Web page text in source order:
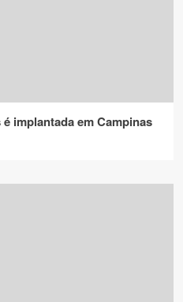
implantada em Campinas